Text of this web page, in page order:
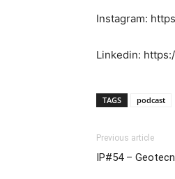
Instagram:
Linkedin:
TAGS podcast
Previous article
IP#54 –